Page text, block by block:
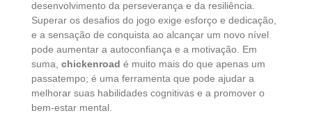
desenvolvimento da perseverança e da resiliência.
Superar os desafios do jogo exige esforço e dedicação,
e a sensação de conquista ao alcançar um novo nível
pode aumentar a autoconfiança e a motivação. Em
suma, chickenroad é muito mais do que apenas um
passatempo; é uma ferramenta que pode ajudar a
melhorar suas habilidades cognitivas e a promover o
bem-estar mental.